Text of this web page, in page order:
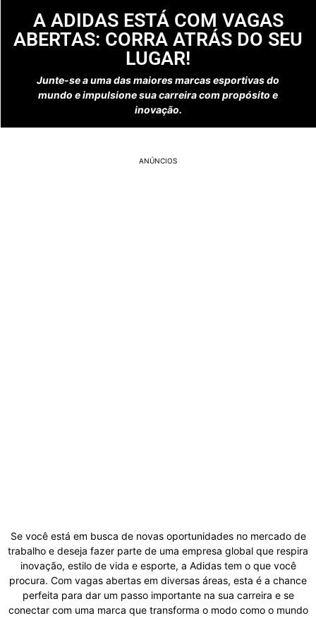
A ADIDAS ESTÁ COM VAGAS
ABERTAS: CORRA ATRÁS DO SEU
LUGAR!
Junte-se a uma das maiores marcas esportivas do
mundo e impulsione sua carreira com propósito e
inovação.
ANÚNCIOS
Se você está em busca de novas oportunidades no mercado de
trabalho e deseja fazer parte de uma empresa global que respira
inovação, estilo de vida e esporte, a Adidas tem o que você
procura. Com vagas abertas em diversas áreas, esta é a chance
perfeita para dar um passo importante na sua carreira e se
conectar com uma marca que transforma o modo como o mundo